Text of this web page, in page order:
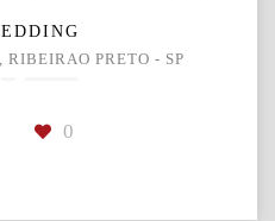
PRETO - SP
0